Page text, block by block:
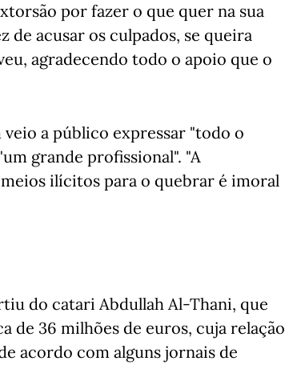
por fazer o que quer na sua
acusar os culpados, se queira
agradecendo todo o apoio que o
veio a público expressar "todo o
grande profissional". "A
ilícitos para o quebrar é imoral
do catari Abdullah Al-Thani, que
de 36 milhões de euros, cuja relação
acordo com alguns jornais de